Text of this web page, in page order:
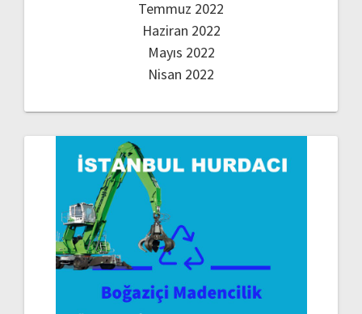
Temmuz 2022
Haziran 2022
Mayıs 2022
Nisan 2022